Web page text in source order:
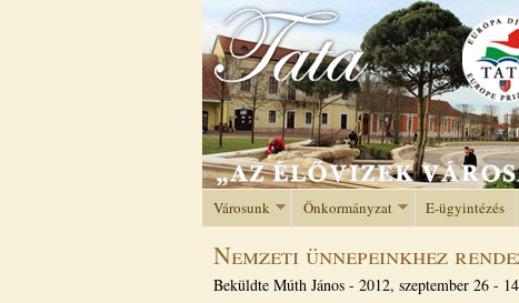
Városunk Önkormányzat E-ügyintézés
Nemzeti ünnepeinkhez
Beküldte Múth János - 2012, szeptember 26 -